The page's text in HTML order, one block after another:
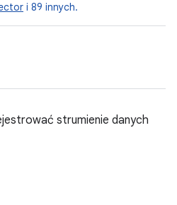
i 89 innych.
strumienie danych